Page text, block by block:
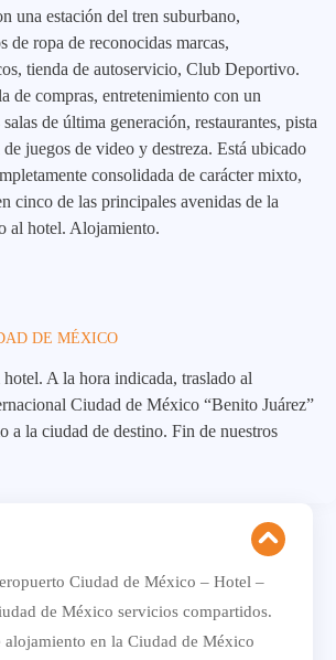
una estación del tren suburbano,
de ropa de reconocidas marcas,
tienda de autoservicio, Club Deportivo.
de compras, entretenimiento con un
de última generación, restaurantes, pista
juegos de video y destreza. Está ubicado
consolidada de carácter mixto,
cinco de las principales avenidas de la
al hotel. Alojamiento.
DE MÉXICO
A la hora indicada, traslado al
Ciudad de México “Benito Juárez”
a la ciudad de destino. Fin de nuestros
Ciudad de México – Hotel –
de México servicios compartidos.
en la Ciudad de México